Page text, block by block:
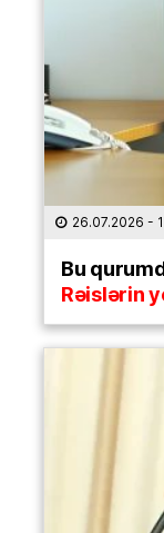
26.07.2026 -
Bu
Rəislərin